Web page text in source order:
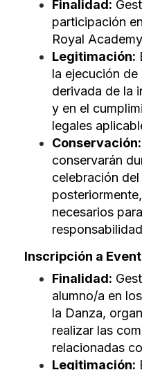
Finalidad:
participación
Royal
Legitimación:
la ejecución
derivada de la
y en el
legales
Conservación:
conservarán
celebración del
necesarios
Inscripción a
Finalidad:
alumno/a en
la Danza,
realizar las
relacionadas
Legitimación: